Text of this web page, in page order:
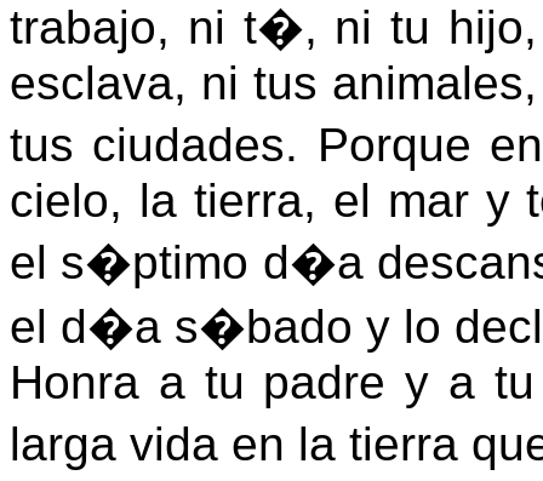
trabajo, ni t�, ni tu
esclava, ni tus
tus ciudades. Porque
cielo, la tierra, el mar y
el s�ptimo d�a
el d�a s�bado y lo
Honra a tu padre y a
larga vida en la tierra